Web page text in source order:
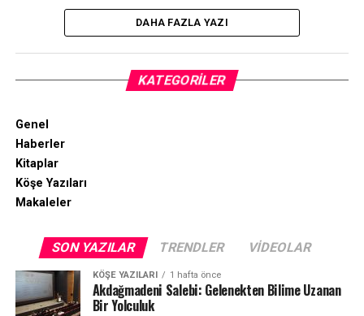
DAHA FAZLA YAZI
KATEGORILER
Genel
Haberler
Kitaplar
Köşe Yazıları
Makaleler
SON YAZILAR TRENDLER VIDEOLAR
KÖŞE YAZILARI 1 hafta önce
Akdağmadeni Salebi: Gelenekten Bilime Uzanan
Bir Yolculuk